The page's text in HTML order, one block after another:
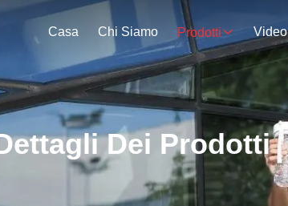
Casa Chi Siamo Prodotti Video
Dei Prodotti